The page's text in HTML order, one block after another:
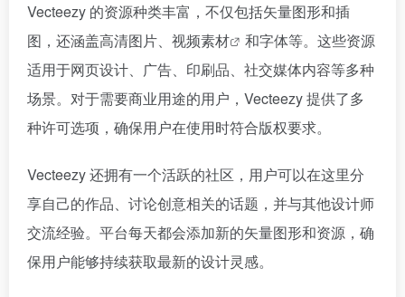
Vecteezy 的资源种类丰富，不仅包括矢量图形和插
图，还涵盖高清图片、 视频素材
和字体等。这些资源
适用于网页设计、广告、印刷品、社交媒体内容等多种
场景。对于需要商业用途的用户，Vecteezy 提供了多
种许可选项，确保用户在使用时符合版权要求。
Vecteezy 还拥有一个活跃的社区，用户可以在这里分
享自己的作品、讨论创意相关的话题，并与其他设计师
交流经验。平台每天都会添加新的矢量图形和资源，确
保用户能够持续获取最新的设计灵感。